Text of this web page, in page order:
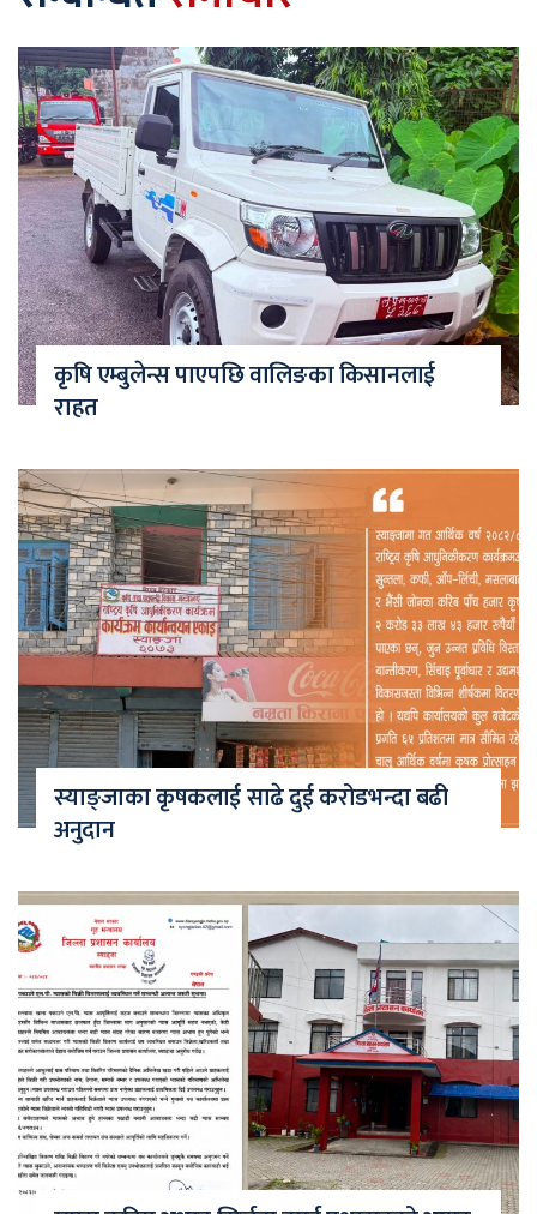
कृषि एम्बुलेन्स पाएपछि वालिङका किसानलाई
राहत
स्याङ्जाका कृषकलाई साढे दुई करोडभन्दा बढी
अनुदान